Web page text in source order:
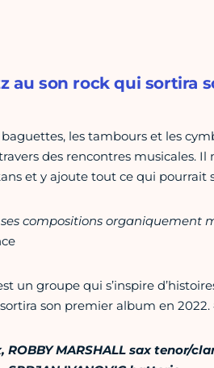
au son rock qui sortira
les tambours et les
des rencontres musicales.
et y ajoute tout ce qui pourrait
compositions organiquement
un groupe qui s’inspire
son premier album en 2022.
ROBBY MARSHALL sax tenor/